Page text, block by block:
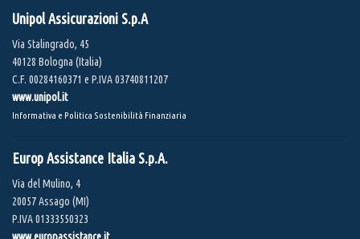
Unipol Assicurazioni S.p.A
Via Stalingrado, 45
40128 Bologna (Italia)
C.F. 00284160371 e P.IVA 03740811207
www.unipol.it
Informativa e Politica Sostenibilità Finanziaria
Europ Assistance Italia S.p.A.
Via del Mulino, 4
20057 Assago (MI)
P.IVA 01333550323